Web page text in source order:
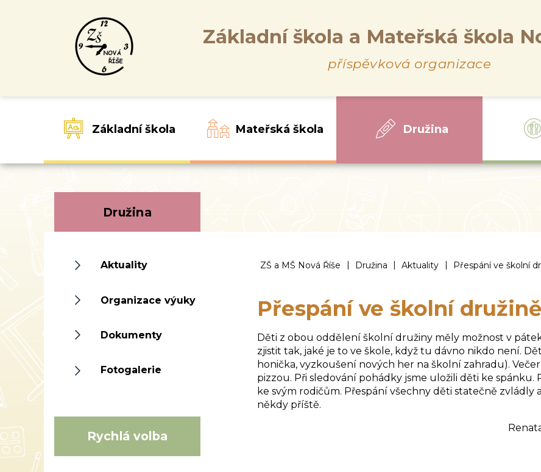
Základní škola a Mateřská škola
příspěvková organizace
Základní škola Mateřská škola Družina
ZŠ a MŠ Nová Říše | Družina | Aktuality | Přespání ve školní
Přespání ve školní družině
Děti z obou oddělení školní družiny měly možnost v
zjistit tak, jaké je to ve škole, když tu dávno nikdo není.
honička, vyzkoušení nových her na školní zahradu).
pizzou. Při sledování pohádky jsme uložili děti ke spánku.
ke svým rodičům. Přespání všechny děti statečně zvládly
někdy příště.
Renata Vidláková a
Družina
Aktuality
Organizace výuky
Dokumenty
Fotogalerie
Rychlá volba